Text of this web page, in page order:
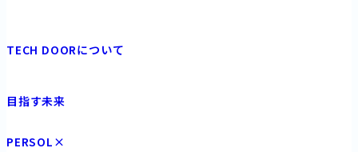
TECH DOORについて
目指す未来
PERSOL×